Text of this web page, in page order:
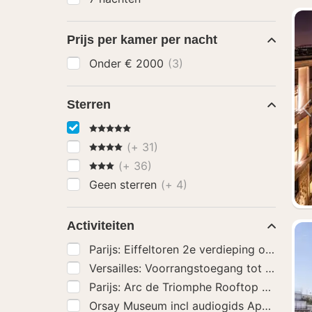
Prijs per kamer per nacht
Onder € 2000 (3)
Sterren
5 Sterren
4 Sterren(+ 31)
3 Sterren
(+ 36)
Geen sterren (+ 4)
Activiteiten
Versailles: Voorrangstoegang tot het
Parijs: Arc de Triomphe Rooftop Tickets
Orsay Museum incl audiogids App